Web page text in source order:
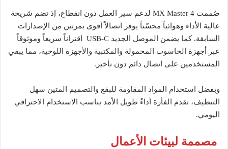
صُممت MX Master 4 لدعم سير العمل دون انقطاع، إذ تضم شريحة
عالية الأداء وهوائياً محسّناً يوفر اتصالاً أقوى بمرتين من الإصدارات
السابقة. كما يضمن الموصل الجديد USB-C اقتراناً سريعاً وموثوقاً
عبر أجهزة الحاسوب المحمولة والمكتبية والأجهزة اللوحية، مما يبقي
المستخدمين على اتصال دائم دون تأخير.
وبفضل استخدام المواد المقاومة للبقع والتصميم المتين سهل
التنظيف، تقدم الفأرة أداءً طويل الأمد يناسب الاستخدام الاحترافي
اليومي.
مصممة لبيئات الأعمال